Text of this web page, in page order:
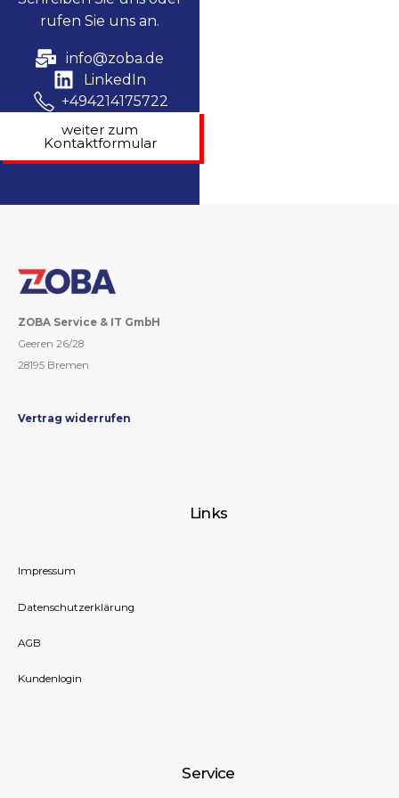
rufen Sie uns an.
info@zoba.de
LinkedIn
+494214175722
weiter zum
Kontaktformular
ZOBA Service & IT GmbH
Geeren 26/28
28195 Bremen
Vertrag widerrufen
Links
Impressum
Datenschutzerklärung
AGB
Kundenlogin
Service